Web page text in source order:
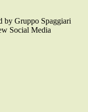
by Gruppo Spaggiari
Social Media